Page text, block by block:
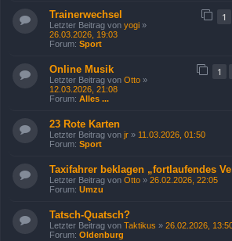
Trainerwechsel 1
Letzter Beitrag von yogi »
26.03.2026, 19:03
Forum: Sport
Online Musik 1
Letzter Beitrag von Otto »
12.03.2026, 21:08
Forum: Alles ...
23 Rote Karten
Letzter Beitrag von jr » 11.03.2026, 01:50
Forum: Sport
Taxifahrer beklagen „fortlaufendes
Letzter Beitrag von Otto » 26.02.2026, 22:05
Forum: Umzu
Tatsch-Quatsch?
Letzter Beitrag von Taktikus » 26.02.2026,
Forum: Oldenburg